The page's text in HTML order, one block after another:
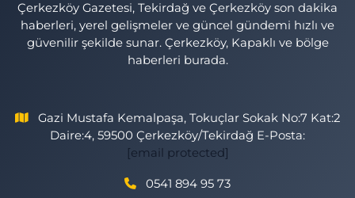
Çerkezköy Gazetesi, Tekirdağ ve Çerkezköy son dakika
haberleri, yerel gelişmeler ve güncel gündemi hızlı ve
güvenilir şekilde sunar. Çerkezköy, Kapaklı ve bölge
haberleri burada.
Gazi Mustafa Kemalpaşa, Tokuçlar Sokak No:7 Kat:2
Daire:4, 59500 Çerkezköy/Tekirdağ E-Posta:
[email protected]
0541 894 95 73